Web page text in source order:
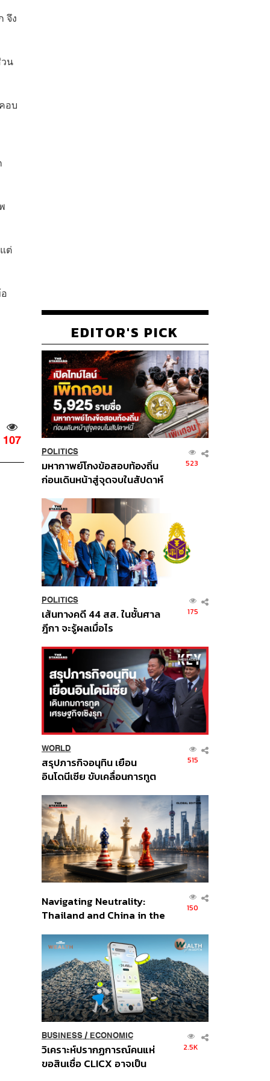
จึง
น
อบ
ต่
107
EDITOR'S PICK
POLITICS
มหากาพย์โกงข้อสอบท้องถิ่น
ก่อนเดินหน้าสู่จุดจบในสัปดาห์
523
POLITICS
เส้นทางคดี 44 สส. ในชั้นศาล
ฎีกา จะรู้ผลเมื่อไร
175
WORLD
สรุปภารกิจอนุทิน เยือน
อินโดนีเซีย ขับเคลื่อนการทูต
ส่วนยุทธศาสตร์ไทย –
อินโดนีเซีย
515
Navigating Neutrality:
Thailand and China in the
Order
150
BUSINESS/ ECONOMIC
วิเคราะห์ปรากฏการณ์คนแห่
ขอสินเชื่อ CLICX อาจเป็น
2.5K